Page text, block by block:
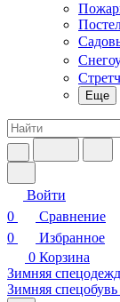
Еще
Войти
0
Сравнение
0
Избранное
0 Корзина
Зимняя
Зимняя спецобувь